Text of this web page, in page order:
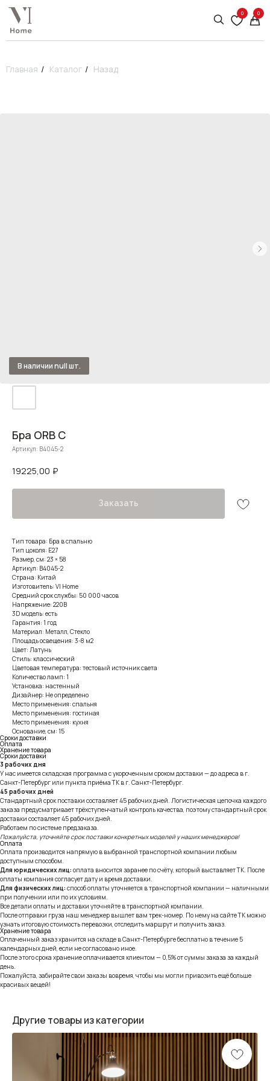
0 0
Главная / Каталог / Назад
Бра ORB C
Артикул: B4045-2
19225,00 ₽
Заказать
Тип товара: Бра в спальню
Тип цоколя: E27
Размер, см: 23 × 58
Артикул: B4045-2
Страна: Китай
Изготовитель: VI Home
Средний срок службы: 50 000 часов
Напряжение: 220В
3D модель: есть
Гарантия: 1 год
Материал: Металл, Стекло
Площадь освещения: 3-8 м2
Цвет: Латунь
Стиль: классический
Цветовая температура: тестовый источник света
Количество ламп: 1
Установка: настенный
Дизайнер: Не определено
Место применения: спальня
Место применения: гостиная
Место применения: кухня
Основание, см: 15
Сроки доставки
Оплата
Хранение товара
Сроки доставки
3 рабочих дня
У нас имеется складская программа с укороченным сроком доставки — до адреса в г.
Санкт-Петербург или пункта приёма ТК в г. Санкт-Петербург.
45 рабочих дней
Стандартный срок поставки составляет 45 рабочих дней. Логистическая цепочка каждого
заказа предусматривает трёхступенчатый контроль качества, поэтому стандартный срок
доставки составляет 45 рабочих дней.
Работаем по системе предзаказа.
Пожалуйста, уточняйте срок поставки конкретных моделей у наших менеджеров!
Оплата
Оплата производится напрямую в выбранной транспортной компании любым
доступным способом.
Для юридических лиц: оплата вносится заранее по счёту, который выставляет ТК. После
оплаты компания согласует дату и время доставки.
Для физических лиц: способ оплаты уточняется в транспортной компании — наличными
при получении или по их условиям.
Все детали оплаты и доставки уточняйте в транспортной компании.
После отправки груза наш менеджер вышлет вам трек-номер. По нему на сайте ТК можно
узнать итоговую стоимость перевозки, отследить маршрут и получить заказ.
Хранение товара
Оплаченный заказ хранится на складе в Санкт-Петербурге бесплатно в течение 5
календарных дней, если не согласовано иное.
После этого срока хранение оплачивается клиентом — 0,5% от суммы заказа за каждый
день.
Пожалуйста, забирайте свои заказы вовремя, чтобы мы могли привозить ещё больше
красивых вещей!
Другие товары из категории